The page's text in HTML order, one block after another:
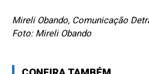
Mireli Obando, Comunicação
Foto: Mireli Obando